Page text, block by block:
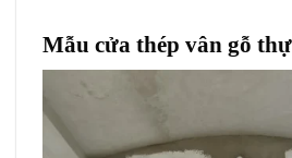
Mẫu cửa thép vân gỗ